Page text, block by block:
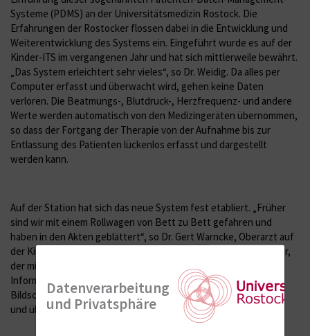
Systeme (PDMS) an der Universitätsmedizin Rostock. Die
Erfahrungen der Rostocker flossen dabei in die Entwicklung und
Weiterentwicklung des Systems ein. Eingeführt wurde es auf der
Kinder-ITS im vergangenen Jahr und hat sich mittlerweile bewährt.
„Das System erleichtert sehr vieles“, so Dr. Weidig. Da alles per
Computer erfasst und überwacht wird, gehen keine Daten
verloren. Die Beatmungs-, Blutdruck-, Herzfrequenz- und andere
Werte werden automatisch von den Medizingeräten übernommen,
so dass der Fortgang der Therapie von der Aufnahme bis zur
Entlassung des Patienten lückenlos erfasst und dargestellt
werden kann.
Auf der Station hat sich das neue System fest etabliert. „Früher
sind wir mit einem Rollwagen von Bett zu Bett gefahren und
haben in den Akten geblättert“, so Dr. Gert Warncke, Oberarzt auf
der Kinder-ITS. Heute befindet sich an jedem Bett ein Computer,
der mit allen Medizingeräten der Station und anderen
Informationssystemen des Klinikums vernetzt ist. Auf einem
Bildschirm werden so alle Daten zu einem Patienten gebündelt
und übersichtlich dargestellt.
Datenverarbeitung
und Privatsphäre